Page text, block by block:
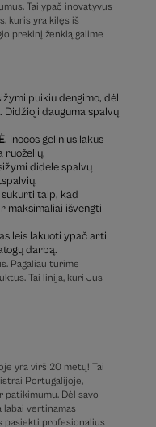
Tai ypač inovatyvus
kuris yra kilęs iš
prekinį ženklą galime
puikiu dengimo, dėl
Didžioji dauguma spalvų
. Inocos gelinius lakus
ruoželių.
didele spalvų
sukurti taip, kad
maksimaliai išvengti
leis lakuoti ypač arti
darbą.
Pagaliau turime
Tai linija, kuri Jus
yra virš 20 metų! Tai
Portugalijoje,
patikimumu. Dėl savo
labai vertinamas
pasiekti profesionalius